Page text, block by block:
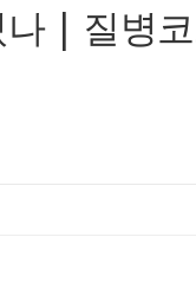
| 질병